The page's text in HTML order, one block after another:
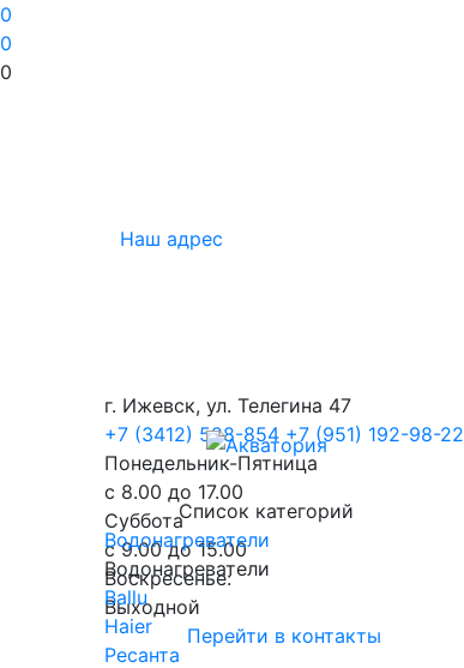
0
0
0
Наш адрес
г. Ижевск, ул. Телегина 47
+7 (3412) 528-854 +7 (951) 192-98-22
Понедельник-Пятница
с 8.00 до 17.00
Суббота
с 9.00 до 15.00
Воскресенье:
Выходной
Перейти в контакты
Список категорий
Водонагреватели
Водонагреватели
Ballu
Haier
Ресанта